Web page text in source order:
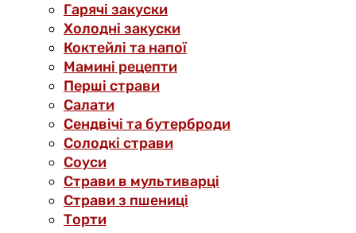
Гарячі закуски
Холодні закуски
Коктейлі та напої
Мамині рецепти
Перші страви
Салати
Сендвічі та бутерброди
Солодкі страви
Соуси
Страви в мультиварці
Страви з пшениці
Торти